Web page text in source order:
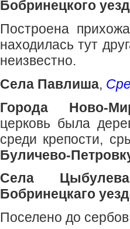
Бобринецкого
Построена
находилась тут
неизвестно.
Села Павлиша,
Города Ново-
церковь была
среди крепости,
Буличево-
Села Цыбулева
Бобринецкаго
Поселено до